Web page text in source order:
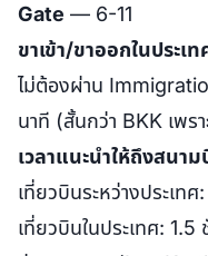
Gate — 6-11
ขาเข้า/ขาออกในประเ
ไม่ต้องผ่าน
นาที (สั้นกว่า BKK เพร
เวลาแนะนำให้ถึงสนา
เที่ยวบินระหว่างประเท
เที่ยวบินในประเทศ: 1.5